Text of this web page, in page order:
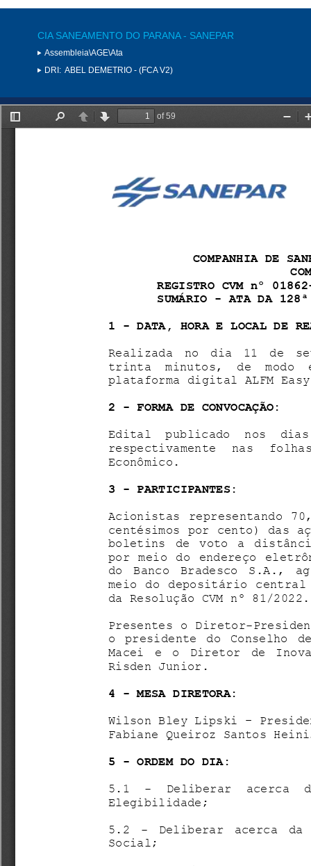
CIA SANEAMENTO DO PARANA - SANEPAR
Assembleia\AGE\Ata
DRI: ABEL DEMETRIO - (FCA V2)